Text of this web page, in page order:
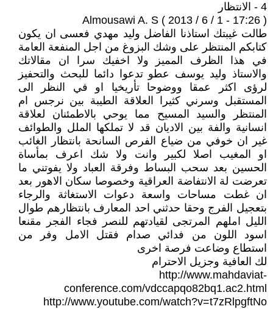
4 - الانتظار
Almousawi A. S ( 2013 / 6 / 1 - 17:26 )
طالت غيبتك استاذنا الفاضل وليد مهدي فعسى ان يكون
كتابكم المنتظر على وشك البزوغ من اجل المنفعة العامة
في هذا الظرف المميز ولا اخفيك سرا ان مقالاتك
والاستاذ وليد يوسف عطو تدعوا دائما للبحث والتحفيز
لرؤى اكثر عمقا ووضوحا تأريخيا او في النظر الى
المستقبل وسرني كثيرا العلاقة الطيبة بين نرجس ام
المنتظر والسيد المسيح مما يوحي بالاطمئنان لعلاقة
انسانية والفة بين الاديان قد لا تملكها الملل والطوائف
غير ان خوفي من ضياع الفرص السانحة بانتظار الغائب
او المغيب اصلا لكبير وانت ولا شك اعرف بمأساة
الحسين بعد سحب البساط وفرقة العباد ولا يفوتني ما
تعرضت لة الانتفاضة العراقية وخصوصا سكان الاهور بعد
ان غطت مساحات واسعة دعوات الاستغاثة والرجاء
بتعجيل الفرج وحقا حدثني احد المعارف بانتظارهم طوال
الليل املهم المرتجى لقيادتهم للنصر فجاء الفجر مقنعا
اسود اللون من فدائي صدام فقتل الامل وفر من
استطاع وضاعت فرصة اخرى
لك العافية وجزيل الاحترام
http://www.mahdaviat-
conference.com/vdccapqo82bq1.ac2.html
http://www.youtube.com/watch?v=t7zRlpgftNo